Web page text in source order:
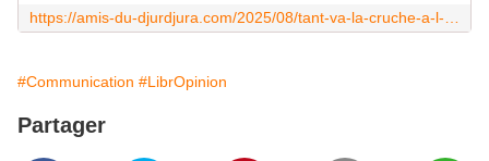
#Communication #LibrOpinion
Partager